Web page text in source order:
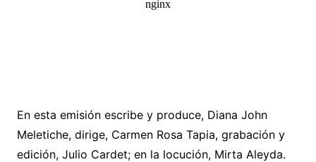
En esta emisión escribe y produce, Diana John
Meletiche, dirige, Carmen Rosa Tapia, grabación y
edición, Julio Cardet; en la locución, Mirta Aleyda.